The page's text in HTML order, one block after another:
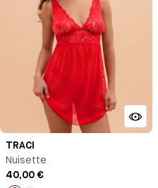
TRACI
Nuisette
40,00 €